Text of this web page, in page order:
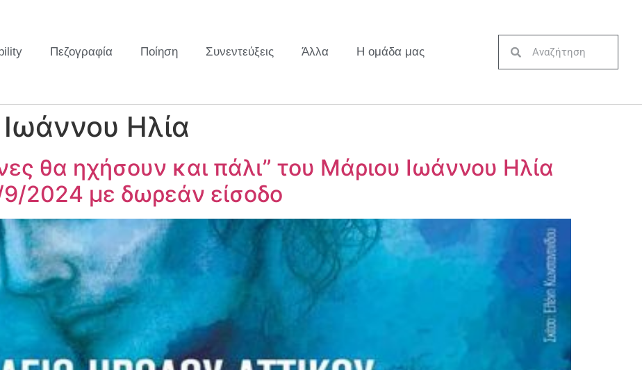
Πεζογραφία Ποίηση Συνεντεύξεις Άλλα Η ομάδα μας
Ηλία
θα ηχήσουν και πάλι” του Μάριου Ιωάννου Ηλία
9/2024 με δωρεάν είσοδο